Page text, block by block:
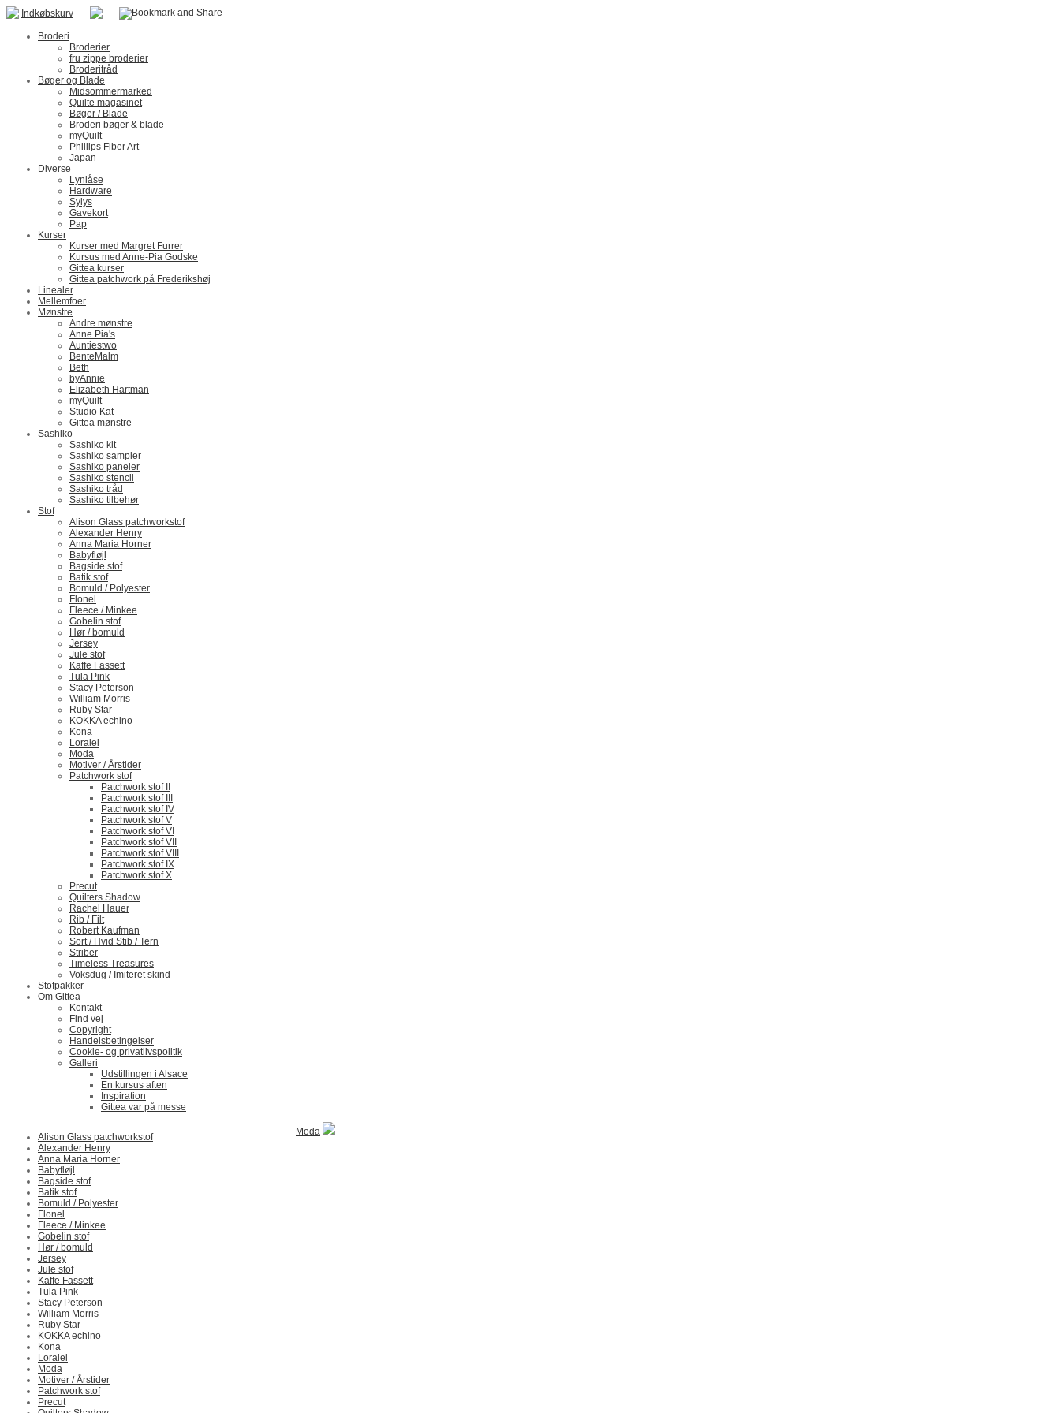
Indkøbskurv
Broderi
Broderier
fru zippe broderier
Broderitråd
Bøger og Blade
Midsommermarked
Quilte magasinet
Bøger / Blade
Broderi bøger & blade
myQuilt
Phillips Fiber Art
Japan
Diverse
Lynlåse
Hardware
Sylys
Gavekort
Pap
Kurser
Kurser med Margret Furrer
Kursus med Anne-Pia Godske
Gittea kurser
Gittea patchwork på Frederikshøj
Linealer
Mellemfoer
Mønstre
Andre mønstre
Anne Pia's
Auntiestwo
BenteMalm
Beth
byAnnie
Elizabeth Hartman
myQuilt
Studio Kat
Gittea mønstre
Sashiko
Sashiko kit
Sashiko sampler
Sashiko paneler
Sashiko stencil
Sashiko tråd
Sashiko tilbehør
Stof
Alison Glass patchworkstof
Alexander Henry
Anna Maria Horner
Babyfløjl
Bagside stof
Batik stof
Bomuld / Polyester
Flonel
Fleece / Minkee
Gobelin stof
Hør / bomuld
Jersey
Jule stof
Kaffe Fassett
Tula Pink
Stacy Peterson
William Morris
Ruby Star
KOKKA echino
Kona
Loralei
Moda
Motiver / Årstider
Patchwork stof
Patchwork stof II
Patchwork stof III
Patchwork stof IV
Patchwork stof V
Patchwork stof VI
Patchwork stof VII
Patchwork stof VIII
Patchwork stof IX
Patchwork stof X
Precut
Quilters Shadow
Rachel Hauer
Rib / Filt
Robert Kaufman
Sort / Hvid Stib / Tern
Striber
Timeless Treasures
Voksdug / Imiteret skind
Stofpakker
Om Gittea
Kontakt
Find vej
Copyright
Handelsbetingelser
Cookie- og privatlivspolitik
Galleri
Udstillingen i Alsace
En kursus aften
Inspiration
Gittea var på messe
Alison Glass patchworkstof
Alexander Henry
Anna Maria Horner
Babyfløjl
Bagside stof
Batik stof
Bomuld / Polyester
Flonel
Fleece / Minkee
Gobelin stof
Hør / bomuld
Jersey
Jule stof
Kaffe Fassett
Tula Pink
Stacy Peterson
William Morris
Ruby Star
KOKKA echino
Kona
Loralei
Moda
Motiver / Årstider
Patchwork stof
Precut
Moda